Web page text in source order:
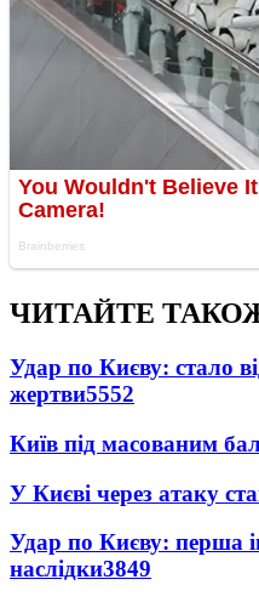
ЧИТАЙТЕ
Удар по Києву: стало
жертви5552
Київ під масованим
У Києві через атаку
Удар по Києву: перша
наслідки3849